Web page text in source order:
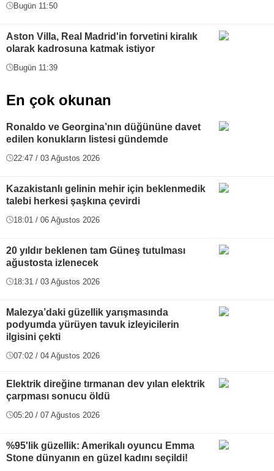
Bugün 11:50
Aston Villa, Real Madrid'in forvetini kiralık
olarak kadrosuna katmak istiyor
Bugün 11:39
En çok okunan
Ronaldo ve Georgina’nın düğününe davet
edilen konukların listesi gündemde
22:47 / 03 Ağustos 2026
Kazakistanlı gelinin mehir için beklenmedik
talebi herkesi şaşkına çevirdi
18:01 / 06 Ağustos 2026
20 yıldır beklenen tam Güneş tutulması
ağustosta izlenecek
18:31 / 03 Ağustos 2026
Malezya’daki güzellik yarışmasında
podyumda yürüyen tavuk izleyicilerin
ilgisini çekti
07:02 / 04 Ağustos 2026
Elektrik direğine tırmanan dev yılan elektrik
çarpması sonucu öldü
05:20 / 07 Ağustos 2026
%95'lik güzellik: Amerikalı oyuncu Emma
Stone dünyanın en güzel kadını seçildi!